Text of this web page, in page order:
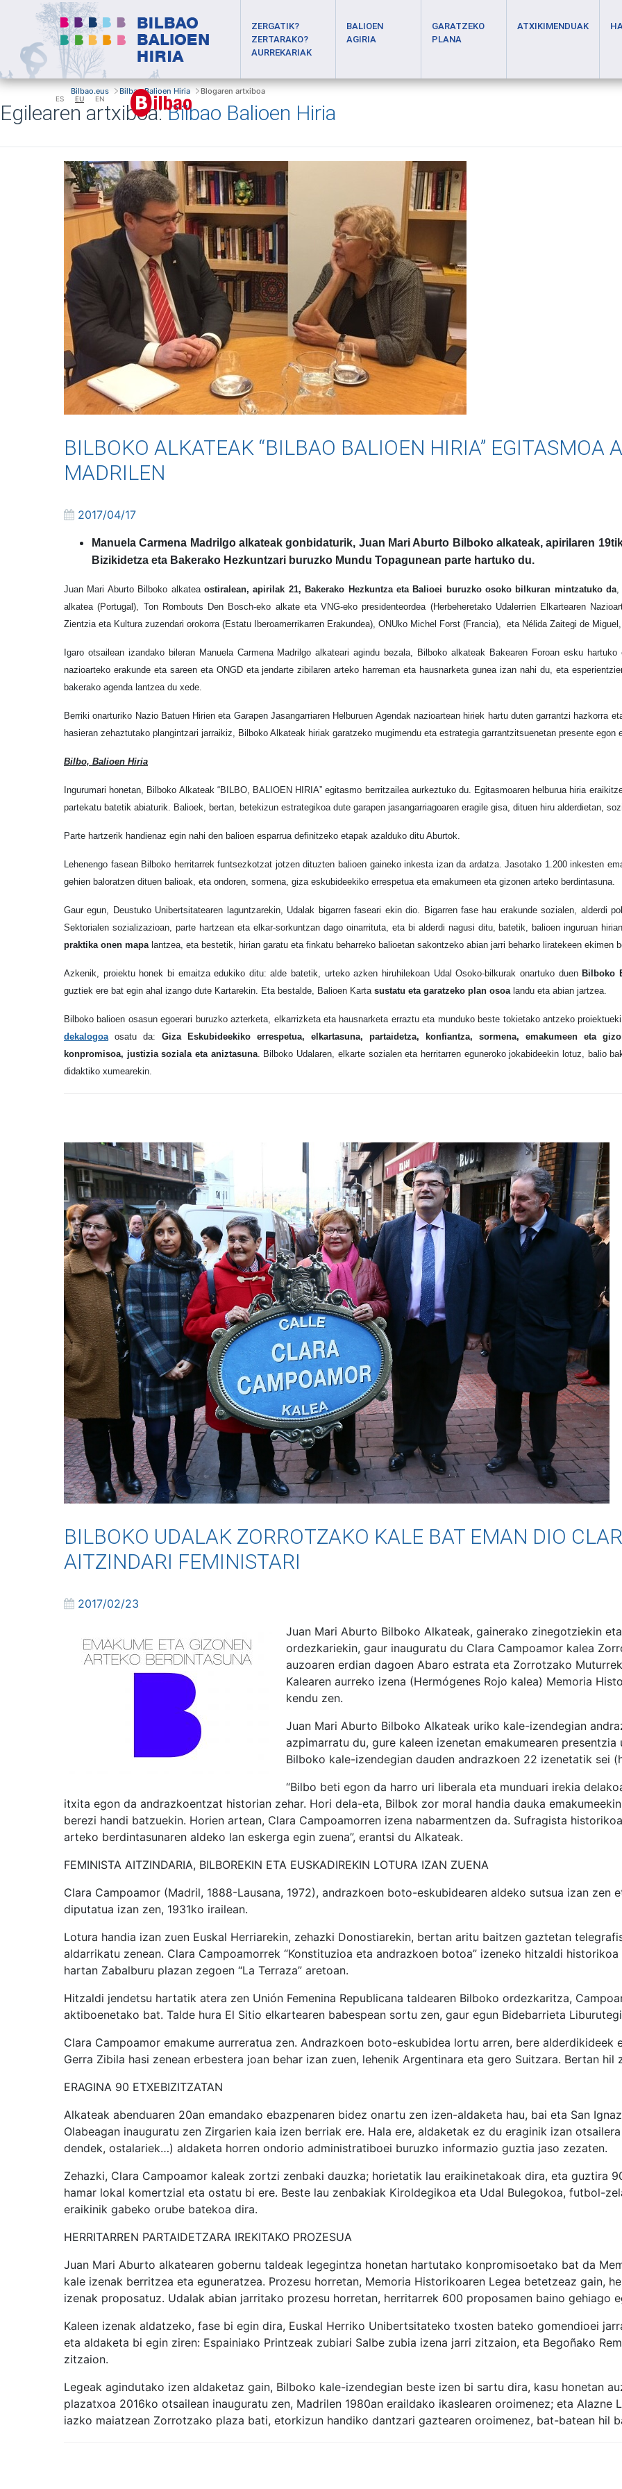
ZERGATIK?
ZERTARAKO?
AURREKARIAK
BALIOEN
AGIRIA
GARATZEKO
PLANA
ATXIKIMENDUAK
ES EU EN
Bilbao.eus Bilbao Balioen Hiria Blogaren artxiboa
Egilearen artxiboa:Bilbao Balioen Hiria
BILBOKO ALKATEAK “BILBAO BALIOEN HIRIA” EGITASMOA
MADRILEN
2017/04/17
Manuela Carmena Madrilgo alkateak gonbidaturik, Juan Mari Aburto Bilboko alkateak, apirilaren
Bizikidetza eta Bakerako Hezkuntzari buruzko Mundu Topagunean parte hartuko du.
Juan Mari Aburto Bilboko alkatea ostiralean, apirilak 21, Bakerako Hezkuntza eta Balioei buruzko osoko bilkuran mintzatuko da,
alkatea (Portugal), Ton Rombouts Den Bosch-eko alkate eta VNG-eko presidenteordea (Herbeheretako Udalerrien Elkartearen
Zientzia eta Kultura zuzendari orokorra (Estatu Iberoamerrikarren Erakundea), ONUko Michel Forst (Francia), eta Nélida Zaitegi de
Igaro otsailean izandako bileran Manuela Carmena Madrilgo alkateari agindu bezala, Bilboko alkateak Bakearen Foroan esku
nazioarteko erakunde eta sareen eta ONGD eta jendarte zibilaren arteko harreman eta hausnarketa gunea izan nahi du, eta
bakerako agenda lantzea du xede.
Berriki onarturiko Nazio Batuen Hirien eta Garapen Jasangarriaren Helburuen Agendak nazioartean hiriek hartu duten garrantzi hazkorra
hasieran zehaztutako plangintzari jarraikiz, Bilboko Alkateak hiriak garatzeko mugimendu eta estrategia garrantzitsuenetan presente egon
Bilbo, Balioen Hiria
Ingurumari honetan, Bilboko Alkateak “BILBO, BALIOEN HIRIA” egitasmo berritzailea aurkeztuko du. Egitasmoaren helburua hiria
partekatu batetik abiaturik. Balioek, bertan, betekizun estrategikoa dute garapen jasangarriagoaren eragile gisa, dituen hiru alderdietan,
Parte hartzerik handienaz egin nahi den balioen esparrua definitzeko etapak azalduko ditu Aburtok.
Lehenengo fasean Bilboko herritarrek funtsezkotzat jotzen dituzten balioen gaineko inkesta izan da ardatza. Jasotako 1.200 inkesten
gehien baloratzen dituen balioak, eta ondoren, sormena, giza eskubideekiko errespetua eta emakumeen eta gizonen arteko berdintasuna.
Gaur egun, Deustuko Unibertsitatearen laguntzarekin, Udalak bigarren faseari ekin dio. Bigarren fase hau erakunde sozialen, alderdi
Sektorialen sozializazioan, parte hartzean eta elkar-sorkuntzan dago oinarrituta, eta bi alderdi nagusi ditu, batetik, balioen inguruan
praktika onen mapalantzea, eta bestetik, hirian garatu eta finkatu beharreko balioetan sakontzeko abian jarri beharko liratekeen ekimen
Azkenik, proiektu honek bi emaitza edukiko ditu: alde batetik, urteko azken hiruhilekoan Udal Osoko-bilkurak onartuko duen Bilboko
guztiek ere bat egin ahal izango dute Kartarekin. Eta bestalde, Balioen Karta sustatu eta garatzeko plan osoa landu eta abian jartzea.
Bilboko balioen osasun egoerari buruzko azterketa, elkarrizketa eta hausnarketa erraztu eta munduko beste tokietako antzeko
dekalogoaosatu da: Giza Eskubideekiko errespetua, elkartasuna, partaidetza, konfiantza, sormena, emakumeen eta
konpromisoa, justizia soziala eta aniztasuna. Bilboko Udalaren, elkarte sozialen eta herritarren eguneroko jokabideekin lotuz, balio
didaktiko xumearekin.
BILBOKO UDALAK ZORROTZAKO KALE BAT EMAN DIO
AITZINDARI FEMINISTARI
2017/02/23
Juan Mari Aburto Bilboko Alkateak, gainerako zinegotziekin
ordezkariekin, gaur inauguratu du Clara Campoamor kalea
auzoaren erdian dagoen Abaro estrata eta Zorrotzako
Kalearen aurreko izena (Hermógenes Rojo kalea) Memoria
kendu zen.
Juan Mari Aburto Bilboko Alkateak uriko kale-izendegian
azpimarratu du, gure kaleen izenetan emakumearen
Bilboko kale-izendegian dauden andrazkoen 22 izenetatik sei
“Bilbo beti egon da harro uri liberala eta munduari irekia
itxita egon da andrazkoentzat historian zehar. Hori dela-eta, Bilbok zor moral handia dauka
berezi handi batzuekin. Horien artean, Clara Campoamorren izena nabarmentzen da. Sufragista
arteko berdintasunaren aldeko lan eskerga egin zuena”, erantsi du Alkateak.
FEMINISTA AITZINDARIA, BILBOREKIN ETA EUSKADIREKIN LOTURA IZAN ZUENA
Clara Campoamor (Madril, 1888-Lausana, 1972), andrazkoen boto-eskubidearen aldeko sutsua izan zen
diputatua izan zen, 1931ko irailean.
Lotura handia izan zuen Euskal Herriarekin, zehazki Donostiarekin, bertan aritu baitzen gaztetan
aldarrikatu zenean. Clara Campoamorrek “Konstituzioa eta andrazkoen botoa” izeneko hitzaldi historikoa
hartan Zabalburu plazan zegoen “La Terraza” aretoan.
Hitzaldi jendetsu hartatik atera zen Unión Femenina Republicana taldearen Bilboko ordezkaritza,
aktiboenetako bat. Talde hura El Sitio elkartearen babespean sortu zen, gaur egun Bidebarrieta
Clara Campoamor emakume aurreratua zen. Andrazkoen boto-eskubidea lortu arren, bere
Gerra Zibila hasi zenean erbestera joan behar izan zuen, lehenik Argentinara eta gero Suitzara. Bertan hil
ERAGINA 90 ETXEBIZITZATAN
Alkateak abenduaren 20an emandako ebazpenaren bidez onartu zen izen-aldaketa hau, bai eta San
Olabeagan inauguratu zen Zirgarien kaia izen berriak ere. Hala ere, aldaketak ez du eraginik izan
dendek, ostalariek…) aldaketa horren ondorio administratiboei buruzko informazio guztia jaso zezaten.
Zehazki, Clara Campoamor kaleak zortzi zenbaki dauzka; horietatik lau eraikinetakoak dira, eta guztira
hamar lokal komertzial eta ostatu bi ere. Beste lau zenbakiak Kiroldegikoa eta Udal Bulegokoa, futbol-
eraikinik gabeko orube batekoa dira.
HERRITARREN PARTAIDETZARA IREKITAKO PROZESUA
Juan Mari Aburto alkatearen gobernu taldeak legegintza honetan hartutako konpromisoetako bat da
kale izenak berritzea eta eguneratzea. Prozesu horretan, Memoria Historikoaren Legea betetzeaz gain,
izenak proposatuz. Udalak abian jarritako prozesu horretan, herritarrek 600 proposamen baino gehiago
Kaleen izenak aldatzeko, fase bi egin dira, Euskal Herriko Unibertsitateko txosten bateko gomendioei
eta aldaketa bi egin ziren: Espainiako Printzeak zubiari Salbe zubia izena jarri zitzaion, eta Begoñako
zitzaion.
Legeak agindutako izen aldaketaz gain, Bilboko kale-izendegian beste izen bi sartu dira, kasu honetan
plazatxoa 2016ko otsailean inauguratu zen, Madrilen 1980an eraildako ikaslearen oroimenez; eta
iazko maiatzean Zorrotzako plaza bati, etorkizun handiko dantzari gaztearen oroimenez, bat-batean hil